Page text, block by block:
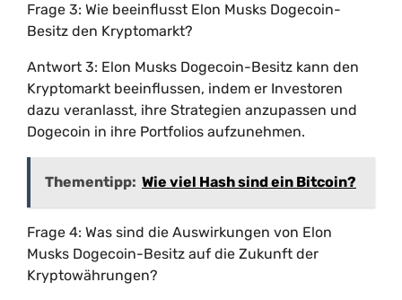
Frage 3: Wie beeinflusst Elon Musks Dogecoin-
Besitz den Kryptomarkt?
Antwort 3: Elon Musks Dogecoin-Besitz kann den
Kryptomarkt beeinflussen, indem er Investoren
dazu veranlasst, ihre Strategien anzupassen und
Dogecoin in ihre Portfolios aufzunehmen.
Thementipp: Wie viel Hash sind ein Bitcoin?
Frage 4: Was sind die Auswirkungen von Elon
Musks Dogecoin-Besitz auf die Zukunft der
Kryptowährungen?